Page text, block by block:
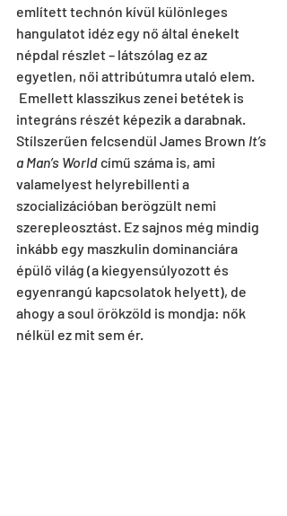
említett technón kívül különleges
hangulatot idéz egy nő által énekelt
népdal részlet – látszólag ez az
egyetlen, női attribútumra utaló elem.
Emellett klasszikus zenei betétek is
integráns részét képezik a darabnak.
Stílszerűen felcsendül James Brown It’s
a Man’s World című száma is, ami
valamelyest helyrebillenti a
szocializációban berögzült nemi
szerepleosztást. Ez sajnos még mindig
inkább egy maszkulin dominanciára
épülő világ (a kiegyensúlyozott és
egyenrangú kapcsolatok helyett), de
ahogy a soul örökzöld is mondja: nők
nélkül ez mit sem ér.